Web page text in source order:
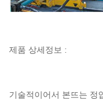
제품 상세정보 :
기술적이어서 본뜨는 정